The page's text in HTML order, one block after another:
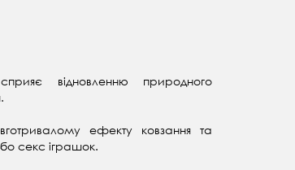
відновленню природного
ефекту ковзання та
секс іграшок.